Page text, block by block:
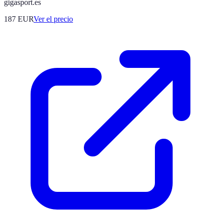
gigasport.es
187 EURVer el precio